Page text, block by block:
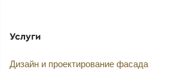
Услуги
Дизайн и проектирование фасада